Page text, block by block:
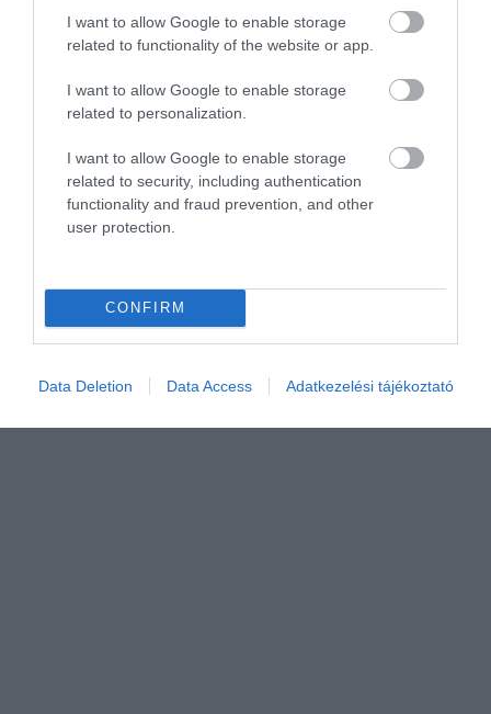
I want to allow Google to enable storage
related to functionality of the website or app.
I want to allow Google to enable storage
related to personalization.
I want to allow Google to enable storage
related to security, including authentication
functionality and fraud prevention, and other
user protection.
CONFIRM
Data Deletion Data Access Adatkezelési tájékoztató
Jelentés
Értékeld Te is!
Értékelem